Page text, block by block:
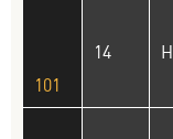
101
14 H